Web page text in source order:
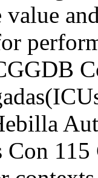
value
Con